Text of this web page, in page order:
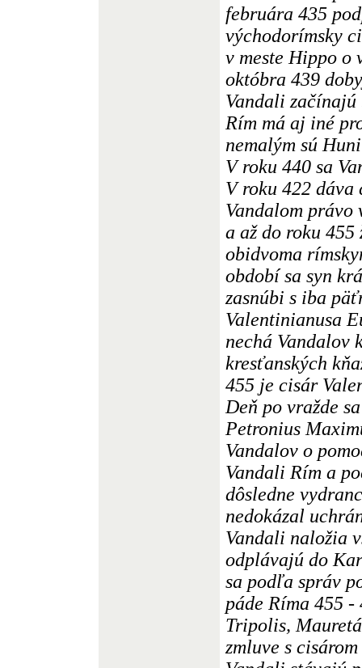
februára 435
východorímsky
v meste Hippo o
októbra 439
Vandali
Rím má aj iné
nemalým sú
V roku 440 sa
V roku 422 dáva
Vandalom
a až do roku
obidvoma
období sa syn
zasnúbi s iba
Valentinianusa
nechá Vandalov
kresťanských
455 je cisár
Deň po vražde
Petronius
Vandalov o
Vandali Rím a
dôsledne
nedokázal
Vandali naložia
odplávajú do
sa podľa správ
páde Ríma 455
Tripolis,
zmluve s